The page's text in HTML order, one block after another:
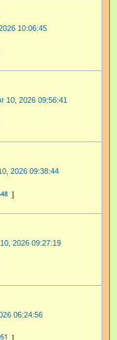
10:06:45
10, 2026 09:56:41
2026 09:38:44
2026 09:27:19
06:24:56